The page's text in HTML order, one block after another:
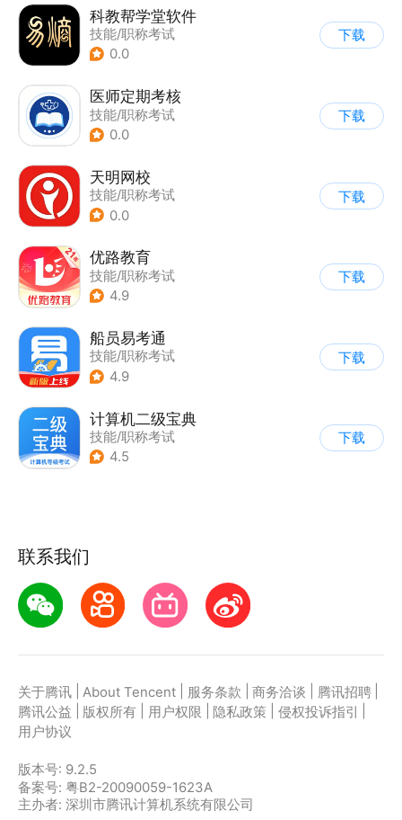
科教帮学堂软件
技能/职称考试
0.0
下载
医师定期考核
技能/职称考试
0.0
下载
天明网校
技能/职称考试
0.0
下载
优路教育
技能/职称考试
4.9
下载
船员易考通
技能/职称考试
4.9
下载
计算机二级宝典
技能/职称考试
4.5
下载
联系我们
关于腾讯 About Tencent 服务条款 商务洽谈 腾讯招聘
腾讯公益
版权所有 用户权限 隐私政策 侵权投诉指引
用户协议
版本号: 9.2.5
备案号: 粤B2-20090059-1623A
主办者: 深圳市腾讯计算机系统有限公司